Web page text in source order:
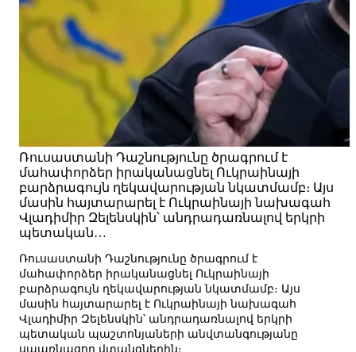
Ռուսաստանի Դաշնությունը ծրագրում է
մահափորձեր իրականացնել Ուկրաինայի
բարձրագույն ղեկավարության նկատմամբ։ Այս
մասին հայտարարել է Ուկրաինայի նախագահ
Վլադիմիր Զելենսկին՝ անդրադառնալով երկրի
պետական…
Ռուսաստանի Դաշնությունը ծրագրում է
մահափորձեր իրականացնել Ուկրաինայի
բարձրագույն ղեկավարության նկատմամբ։ Այս
մասին հայտարարել է Ուկրաինայի նախագահ
Վլադիմիր Զելենսկին՝ անդրադառնալով երկրի
պետական պաշտոնյաների անվտանգությանը
սպառնացող վտանգներին։